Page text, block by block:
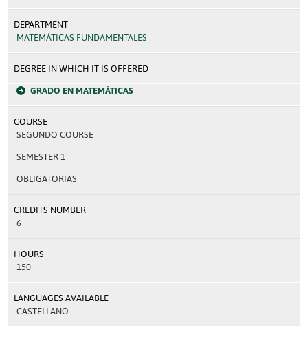
DEPARTMENT
MATEMÁTICAS FUNDAMENTALES
DEGREE IN WHICH IT IS OFFERED
GRADO EN MATEMÁTICAS
COURSE
SEGUNDO COURSE
SEMESTER 1
OBLIGATORIAS
CREDITS NUMBER
6
HOURS
150
LANGUAGES AVAILABLE
CASTELLANO